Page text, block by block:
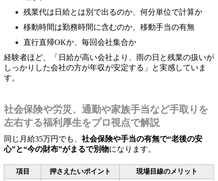
残業代は日給とは別で出るのか、何分単位で計算か
移動時間は勤務時間に含むのか、移動手当の有無
直行直帰OKか、毎回会社集合か
経験者ほど、「日給が高い会社より、雨の日と残業の扱いが
しっかりした会社の方が年収が安定する」と実感していま
す。
社会保険や労災、通勤や家族手当など手取りを
左右する福利厚生をプロ視点で解説
同じ月給35万円でも、 社会保険や手当の有無で“老後の安
心”と“今の財布”がまるで別物になります。
項目 押さえたいポイント
現場目線のメリット